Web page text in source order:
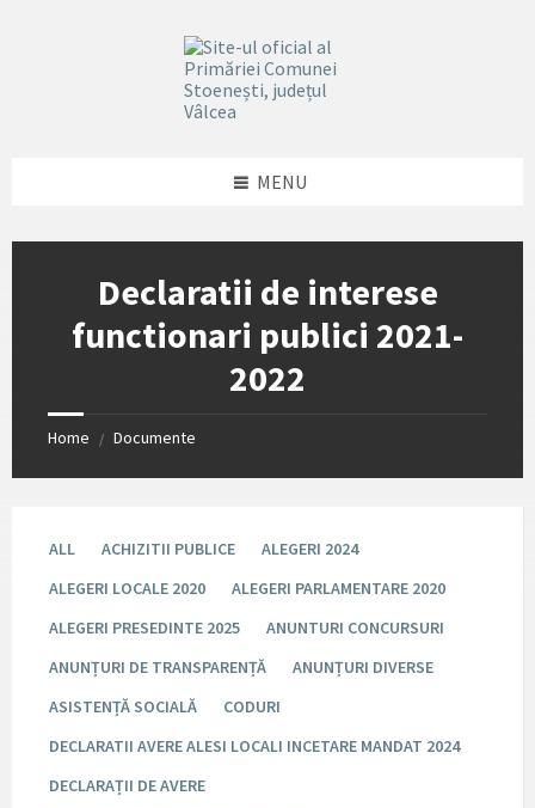
MENU
Declaratii de interese
functionari publici 2021-
2022
Home / Documente
ALL ACHIZITII PUBLICE
ALEGERI 2024
ALEGERI LOCALE 2020
ALEGERI PARLAMENTARE 2020
ALEGERI PRESEDINTE 2025
ANUNTURI CONCURSURI
ANUNȚURI DE TRANSPARENȚĂ
ANUNȚURI DIVERSE
ASISTENȚĂ SOCIALĂ
CODURI
DECLARATII AVERE ALESI LOCALI INCETARE MANDAT 2024
DECLARAȚII DE AVERE